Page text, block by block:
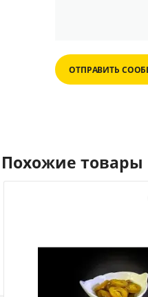
ОТПРАВИТЬ
Похожие товары